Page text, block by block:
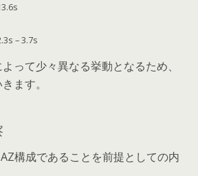
– 3.7s
って少々異なる挙動となるため、
ます。
構成であることを前提としての内